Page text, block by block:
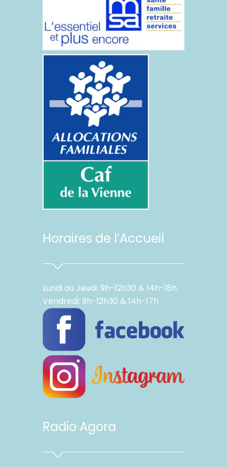
Horaires de l’Accueil
Lundi au Jeudi: 9h-12h30 & 14h-18h
Vendredi: 9h-12h30 & 14h-17h
Radio Agora